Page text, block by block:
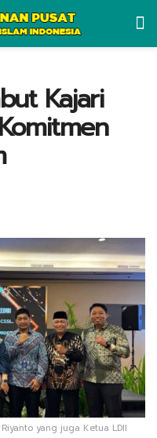
Kajari
yang juga Ketua LDII